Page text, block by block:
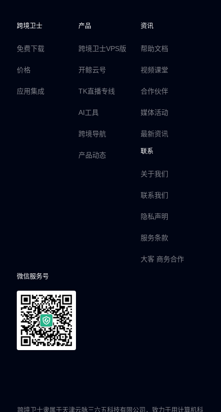
跨境卫士
免费下载
价格
应用集成
产品
跨境卫士VPS版
开鲸云号
TK直播专线
AI工具
跨境导航
产品动态
资讯
帮助文档
视频课堂
合作伙伴
媒体活动
最新资讯
联系
关于我们
联系我们
隐私声明
服务条款
大客 商务合作
微信服务号
跨境卫士隶属于天津云脉三六五科技有限公司，致力于用计算机科